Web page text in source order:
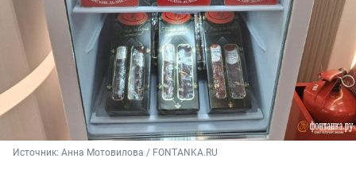
Источник: Анна Мотовилова / FONTANKA.RU